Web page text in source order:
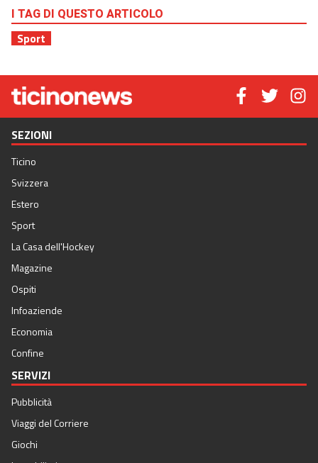
I TAG DI QUESTO ARTICOLO
Sport
SEZIONI
Ticino
Svizzera
Estero
Sport
La Casa dell'Hockey
Magazine
Ospiti
Infoaziende
Economia
Confine
SERVIZI
Pubblicità
Viaggi del Corriere
Giochi